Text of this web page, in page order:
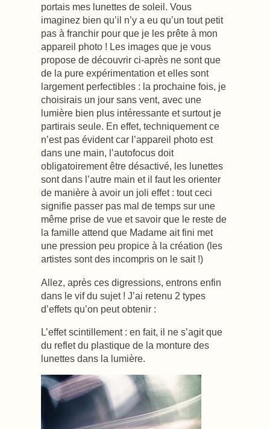
portais mes lunettes de soleil. Vous
imaginez bien qu’il n’y a eu qu’un tout petit
pas à franchir pour que je les prête à mon
appareil photo ! Les images que je vous
propose de découvrir ci-après ne sont que
de la pure expérimentation et elles sont
largement perfectibles : la prochaine fois, je
choisirais un jour sans vent, avec une
lumière bien plus intéressante et surtout je
partirais seule. En effet, techniquement ce
n’est pas évident car l’appareil photo est
dans une main, l’autofocus doit
obligatoirement être désactivé, les lunettes
sont dans l’autre main et il faut les orienter
de manière à avoir un joli effet : tout ceci
signifie passer pas mal de temps sur une
même prise de vue et savoir que le reste de
la famille attend que Madame ait fini met
une pression peu propice à la création (les
artistes sont des incompris on le sait !)
Allez, après ces digressions, entrons enfin
dans le vif du sujet ! J’ai retenu 2 types
d’effets qu’on peut obtenir :
L’effet scintillement : en fait, il ne s’agit que
du reflet du plastique de la monture des
lunettes dans la lumière.